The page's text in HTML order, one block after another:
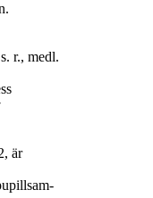
r., medl.
är